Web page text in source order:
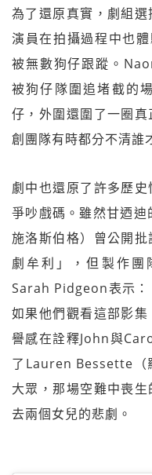
為了還原真實，劇組選
演員在拍攝過程中也
被無數狗仔跟蹤。
被狗仔隊圍追堵截的
仔，外圍還圍了一圈
創團隊有時都分不清誰
劇中也還原了許多歷
爭吵戲碼。雖然甘迺
施洛斯伯格）曾公開
劇牟利」，但製作團
Sarah Pidgeon表示：
如果他們觀看這部影
譽感在詮釋John與
了Lauren Bessette（
大眾，那場空難中喪
去兩個女兒的悲劇。